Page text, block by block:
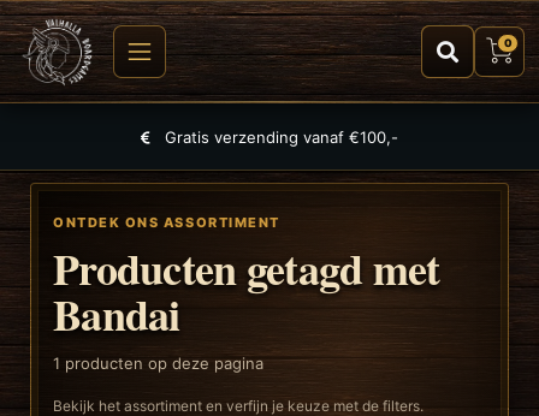
0
Gratis verzending vanaf €100,-
ONTDEK ONS ASSORTIMENT
Producten getagd met
Bandai
1 producten op deze pagina
Bekijk het assortiment en verfijn je keuze met de filters.